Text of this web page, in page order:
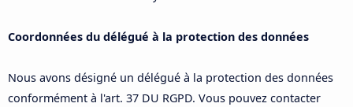
Coordonnées du délégué à la protection des données
Nous avons désigné un délégué à la protection des données
conformément à l'art. 37 DU RGPD. Vous pouvez contacter